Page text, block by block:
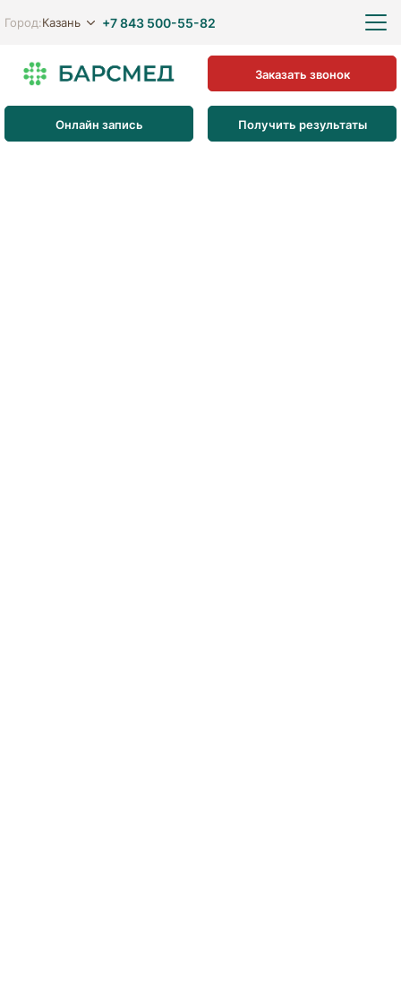
Город:Казань +7 843 500-55-82
Онлайн запись Получить результаты
Заказать звонок